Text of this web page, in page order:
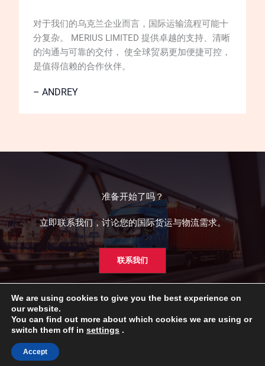
对于我们的乌克兰企业而言，国际运输流程可能十
分复杂。 MERIUS LIMITED 提供卓越的支持、清晰
的沟通与可靠的交付， 使全球贸易更加便捷可控，
是值得信赖的合作伙伴。
– ANDREY
准备开始了吗？
立即联系我们，讨论您的国际货运与物流需求。
联系我们
Copyright © 2023 - 2026 MERIUS LIMITED
We are using cookies to give you the best experience on
our website.
You can find out more about which cookies we are using or
switch them off in settings .
Accept